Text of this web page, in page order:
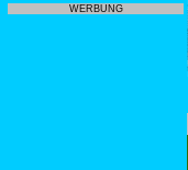
WERBUNG